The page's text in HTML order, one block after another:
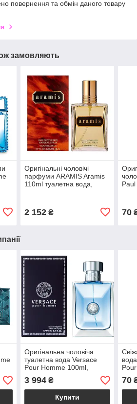
повернення та обмін даного товару
замовляють
Оригінальні чоловічі
парфуми ARAMIS Aramis
110ml туалетна вода,
2 152₴ 70
Оригінальна чоловіча
туалетна вода Versace
Pour Homme 100ml,
пряний фужерний аромат
3 994₴
Купити
70